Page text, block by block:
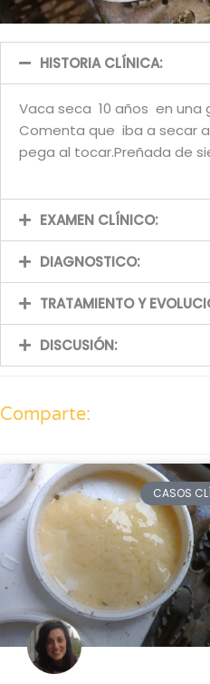
HISTORIA CLÍNICA:
Vaca seca 10 años en una
Comenta que iba a secar
pega al tocar.Preñada de
EXAMEN CLÍNICO:
DIAGNOSTICO:
TRATAMIENTO Y
DISCUSIÓN:
Comparte:
CASOS